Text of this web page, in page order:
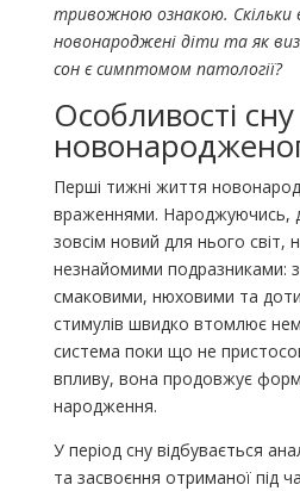
тривожною ознакою.
новонароджені діти та як
сон є симптомом патології?
Особливості сну
Перші тижні життя
враженнями. Народжуючись,
зовсім новий для нього світ,
незнайомими подразниками:
смаковими, нюховими та
стимулів швидко втомлює
система поки що не
впливу, вона продовжує
народження.
У період сну відбувається
та засвоєння отриманої під